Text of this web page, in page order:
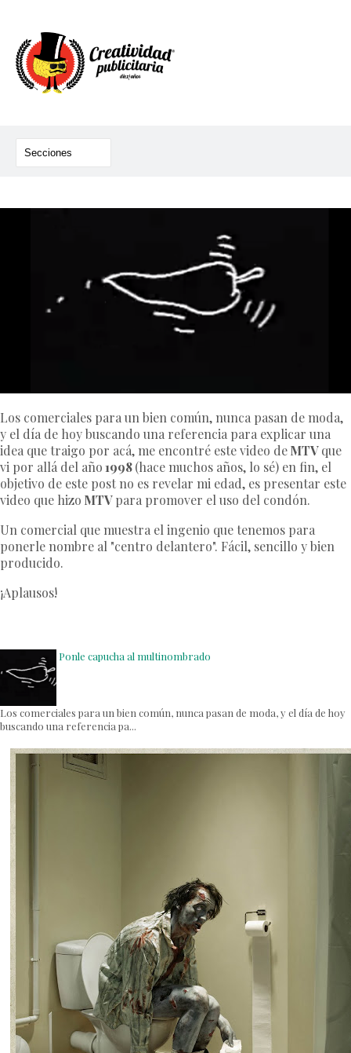
Los comerciales para un bien común, nunca pasan de moda,
y el día de hoy buscando una referencia para explicar una
idea que traigo por acá, me encontré este video deMTVque
vi por allá del año1998(hace muchos años, lo sé) en fin, el
objetivo de este post no es revelar mi edad, es presentar este
video que hizo MTVpara promover el uso del condón.
Un comercial que muestra el ingenio que tenemos para
ponerle nombre al "centro delantero". Fácil, sencillo y bien
producido.
¡Aplausos!
Ponle capucha al multinombrado
Los comerciales para un bien común, nunca pasan de moda, y el día de hoy
buscando una referencia pa...